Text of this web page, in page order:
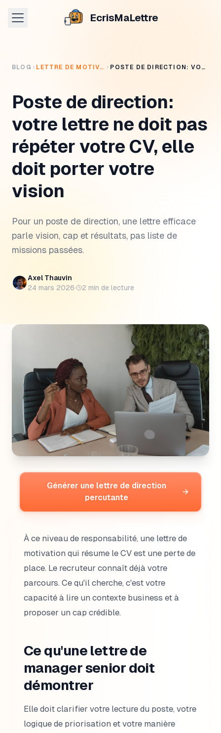
EcrisMaLettre
BLOG LETTRE DE MOTIVATION POSTE DE DIRECTION: VOTRE LETTRE NE DOIT PAS RÉPÉTER VOTRE CV, ELLE DOIT PORTER VOTRE VISION
Poste de direction:
votre lettre ne doit pas
répéter votre CV, elle
doit porter votre
vision
Pour un poste de direction, une lettre efficace
parle vision, cap et résultats, pas liste de
missions passées.
Axel Thauvin
24 mars 2026· 2 min de lecture
Générer une lettre de direction
percutante
À ce niveau de responsabilité, une lettre de
motivation qui résume le CV est une perte de
place. Le recruteur connaît déjà votre
parcours. Ce qu'il cherche, c'est votre
capacité à lire un contexte business et à
proposer un cap crédible.
Ce qu'une lettre de
manager senior doit
démontrer
Elle doit clarifier votre lecture du poste, votre
logique de priorisation et votre manière